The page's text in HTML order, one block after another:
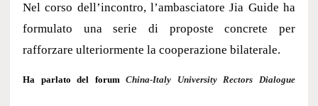
Nel corso dell’incontro, l’ambasciatore Jia Guide ha
formulato una serie di proposte concrete per
rafforzare ulteriormente la cooperazione bilaterale.
Ha parlato del forum China-Italy University Rectors Dialogue